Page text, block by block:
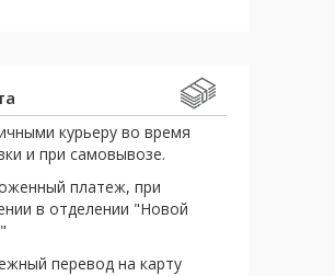
курьеру во время
и при самовывозе.
платеж, при
в отделении "Новой
перевод на карту